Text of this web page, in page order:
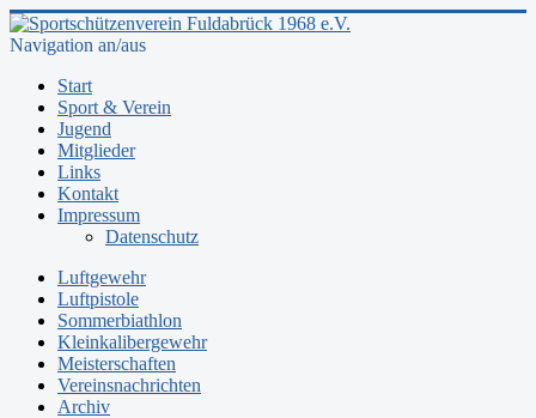
Navigation an/aus
Start
Sport & Verein
Jugend
Mitglieder
Links
Kontakt
Impressum
Datenschutz
Luftgewehr
Luftpistole
Sommerbiathlon
Kleinkalibergewehr
Meisterschaften
Vereinsnachrichten
Archiv